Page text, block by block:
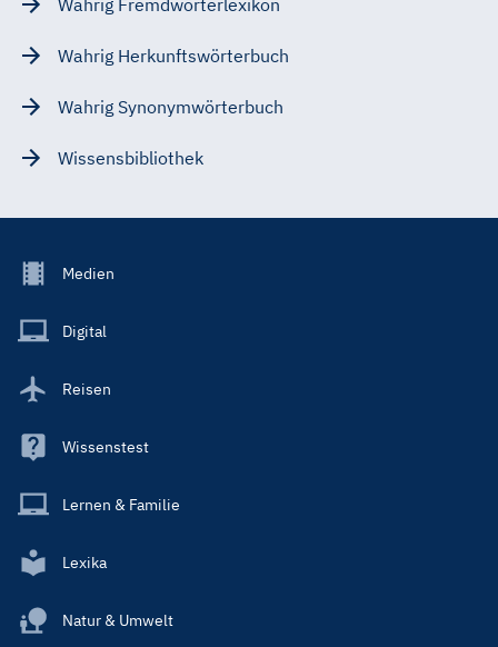
Wahrig Herkunftswörterbuch
Wahrig Synonymwörterbuch
Wissensbibliothek
Footer
Main
Medien
Digital
Reisen
Wissenstest
Lernen & Familie
Lexika
Natur & Umwelt